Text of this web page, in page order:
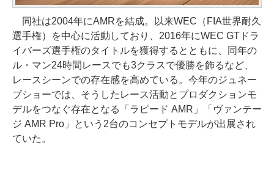
同社は2004年にAMRを結成。以来WEC（FIA世界耐久
選手権）を中心に活動しており、2016年にWEC GTドラ
イバーズ選手権のタイトルを獲得するとともに、同年の
ル・マン24時間レースでも3クラスで優勝を飾るなど、
レースシーンでの存在感を高めている。今年のジュネー
ブショーでは、そうしたレース活動とプロダクションモ
デルをつなぐ存在となる「ラピード AMR」「ヴァンテー
ジ AMR Pro」という2台のコンセプトモデルが出展され
ていた。